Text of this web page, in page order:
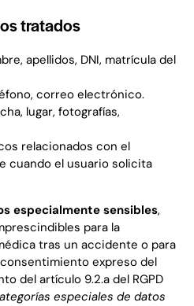
tratados
apellidos, DNI, matrícula del
correo electrónico.
lugar, fotografías,
relacionados con el
cuando el usuario solicita
especialmente sensibles,
para la
tras un accidente o para
expreso del
del artículo 9.2.a del RGPD
especiales de datos